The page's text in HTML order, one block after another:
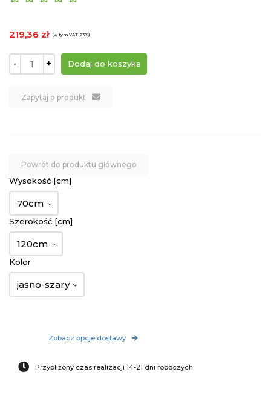
219,36 zł (w tym VAT 23%)
- +
Zapytaj o produkt
Powrót do produktu głównego
Wysokość [cm]
70cm
Szerokość [cm]
120cm
Kolor
jasno-szary
Zobacz opcje dostawy
Przybliżony czas realizacji 14-21 dni roboczych